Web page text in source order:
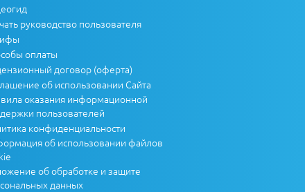
руководство пользователя
оплаты
договор (оферта)
об использовании Сайта
оказания информационной
пользователей
конфиденциальности
об использовании файлов
об обработке и защите
данных